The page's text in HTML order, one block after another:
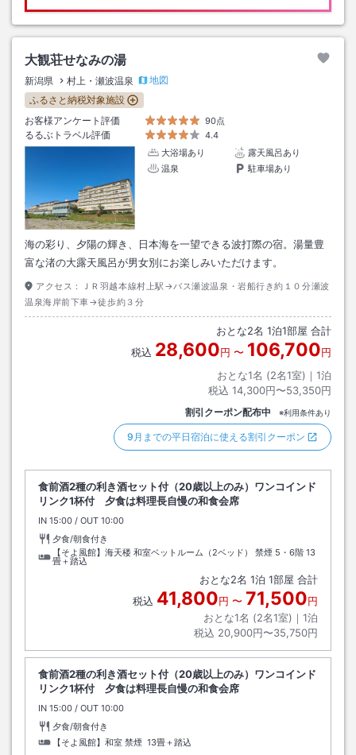
大観荘せなみの湯
新潟県 村上・瀬波温泉
地図
ふるさと納税対象施設
お客様アンケート評価
90点
るるぶトラベル評価
4.4
大浴場あり
露天風呂あり
温泉
駐車場あり
海の彩り、夕陽の輝き、日本海を一望できる波打際の宿。湯量豊
富な渚の大露天風呂が男女別にお楽しみいただけます。
アクセス：
ＪＲ羽越本線村上駅→バス瀬波温泉・岩船行き約１０分瀬波
温泉海岸前下車→徒歩約３分
おとな2名 1泊1部屋 合計
税込 28,600円 〜 106,700円
おとな1名 (2名1室)｜ 1泊
税込 14,300円〜53,350円
割引クーポン配布中 ※利用条件あり
9月までの平日宿泊に使える割引クーポン
食前酒2種の利き酒セット付（20歳以上のみ）ワンコインド
リンク1杯付 夕食は料理長自慢の和食会席
IN チェックイン
15:00 / OUT チェックアウト
10:00
夕食/朝食付き
【そよ風館】海天楼 和室ベットルーム（2ベッド） 禁煙 5・6階 13
畳＋踏込
おとな2名 1泊 1部屋 合計
税込 41,800円 〜 71,500円
おとな1名 (2名1室)｜ 1泊
税込 20,900円〜35,750円
食前酒2種の利き酒セット付（20歳以上のみ）ワンコインド
リンク1杯付 夕食は料理長自慢の和食会席
IN チェックイン
15:00 / OUT チェックアウト
10:00
夕食/朝食付き
【そよ風館】和室 禁煙 13畳＋踏込